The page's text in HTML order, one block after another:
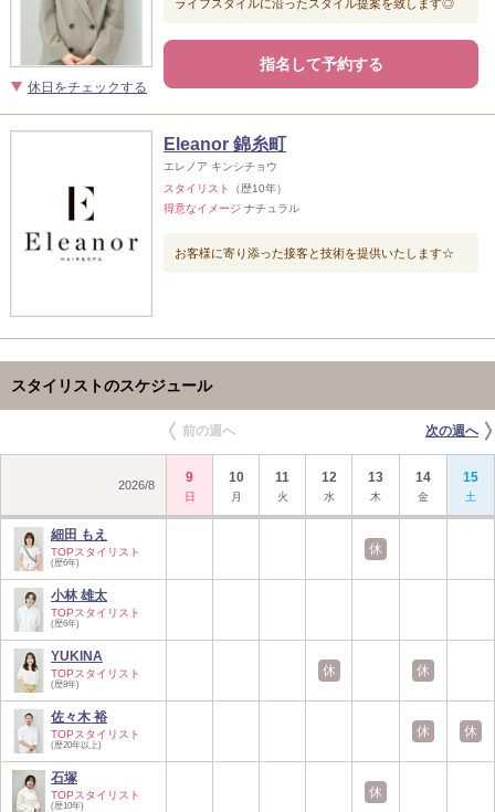
休日をチェックする
ライフスタイルに沿ったスタイル提案を致します◎
指名して予約する
Eleanor 錦糸町
エレノア キンシチョウ
スタイリスト
（歴10年）
得意なイメージ ナチュラル
お客様に寄り添った接客と技術を提供いたします☆
スタイリストのスケジュール
前の週へ 次の週へ
2026/8 9
日
10
月
11
火
12
水
13
木
14
金
15
土
細田 もえ
TOPスタイリスト
(歴6年)
小林 雄太
TOPスタイリスト
(歴6年)
YUKINA
TOPスタイリスト
(歴8年)
佐々木 裕
TOPスタイリスト
(歴20年以上)
石塚
TOPスタイリスト
(歴10年)
休
休 休
休 休
休